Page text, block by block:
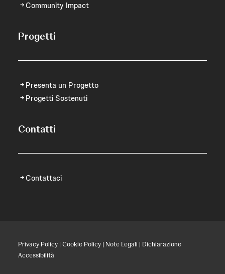
Community Impact
Progetti
Presenta un Progetto
Progetti Sostenuti
Contatti
Contattaci
Privacy Policy | Cookie Policy | Note Legali | Dichiarazione
Accessibilità